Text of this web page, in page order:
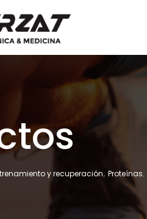
y recuperación, Proteínas,